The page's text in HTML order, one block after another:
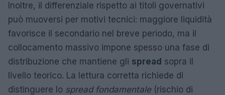
Inoltre, il differenziale rispetto ai titoli governativi
può muoversi per motivi tecnici: maggiore liquidità
favorisce il secondario nel breve periodo, ma il
collocamento massivo impone spesso una fase di
distribuzione che mantiene gli spread sopra il
livello teorico. La lettura corretta richiede di
distinguere lo spread fondamentale(rischio di